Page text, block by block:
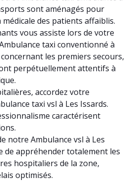
sont aménagés pour
des patients affaiblis.
vous assiste lors de votre
taxi conventionné à
les premiers secours,
perpétuellement attentifs à
accordez votre
taxi vsl à Les Issards.
caractérisent
notre Ambulance vsl à Les
de appréhender totalement les
hospitaliers de la zone,
optimisés.